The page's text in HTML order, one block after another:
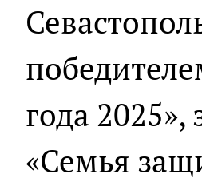
года
«Семья